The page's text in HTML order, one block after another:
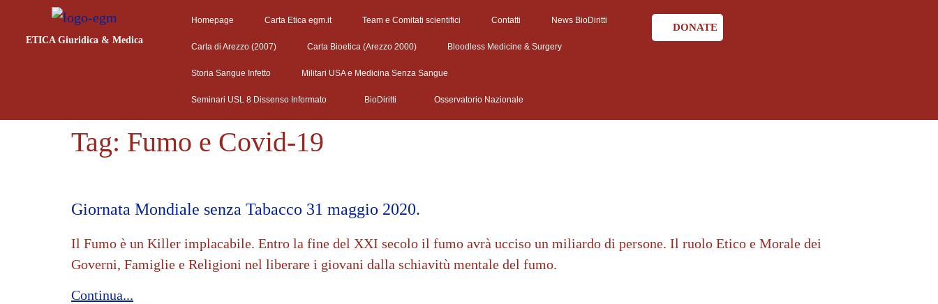
ETICA Giuridica & Medica
Homepage Carta Etica egm.it Team e Comitati scientifici Contatti News BioDiritti
Carta di Arezzo (2007) Carta Bioetica (Arezzo 2000) Bloodless Medicine & Surgery
Storia Sangue Infetto Militari USA e Medicina Senza Sangue
Seminari USL 8 Dissenso Informato BioDiritti Osservatorio Nazionale
DONATE
Tag: Fumo e Covid-19
Giornata Mondiale senza Tabacco 31 maggio 2020.
Il Fumo è un Killer implacabile. Entro la fine del XXI secolo il fumo avrà ucciso un miliardo di persone. Il ruolo Etico e Morale dei
Governi, Famiglie e Religioni nel liberare i giovani dalla schiavitù mentale del fumo.
Continua...